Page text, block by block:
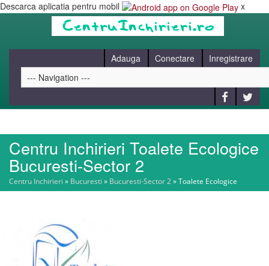
Descarca aplicatia pentru mobil x
Adauga Conectare Inregistrare
HOME
CAUT
CONTACT
Centru Inchirieri Toalete Ecologice
Bucuresti-Sector 2
Centru Inchirieri » Bucuresti » Bucuresti-Sector 2»Toalete Ecologice